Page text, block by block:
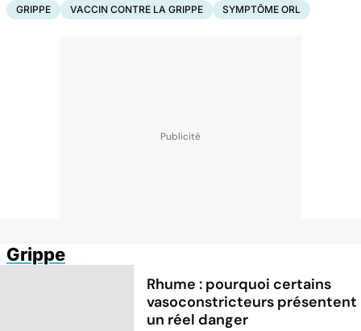
GRIPPE VACCIN CONTRE LA GRIPPE SYMPTÔME ORL
Grippe
Rhume : pourquoi certains
vasoconstricteurs présentent
un réel danger